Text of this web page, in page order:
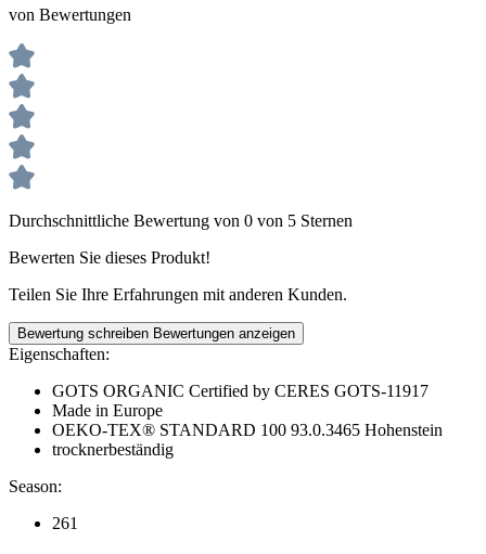
von Bewertungen
Durchschnittliche Bewertung von 0 von 5 Sternen
Bewerten Sie dieses Produkt!
Teilen Sie Ihre Erfahrungen mit anderen Kunden.
Bewertung schreiben Bewertungen anzeigen
Eigenschaften:
GOTS ORGANIC Certified by CERES GOTS-11917
Made in Europe
OEKO-TEX® STANDARD 100 93.0.3465 Hohenstein
trocknerbeständig
Season:
261